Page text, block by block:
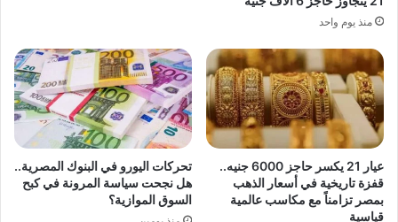
منذ يوم واحد
عيار 21 يكسر حاجز 6000 جنيه..
قفزة تاريخية في أسعار الذهب
بمصر تزامناً مع مكاسب عالمية
قياسية
تحركات اليورو في البنوك المصرية..
هل نجحت سياسة المرونة في كبح
السوق الموازية؟